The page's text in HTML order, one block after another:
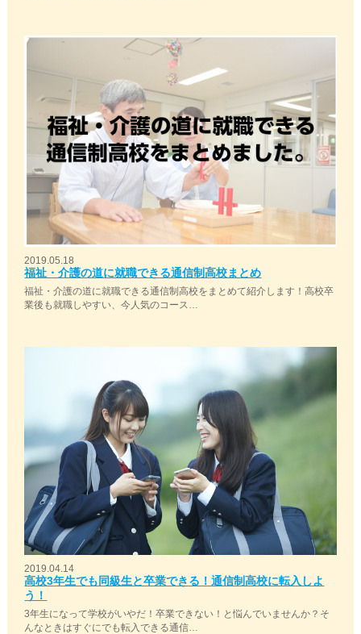
2019.05.18
福祉・介護の道に就職できる通信制高校まとめ
福祉・介護の道に就職できる通信制高校をまとめて紹介します！高校卒
業後も就職しやすい、今人気のコース…
2019.04.14
高校3年生でも同級生と卒業できる！通信制高校に転入しよ
う！
3年生になって学校がいやだ！卒業できない！と悩んでいませんか？そ
んなときはすぐにでも転入できる通信…